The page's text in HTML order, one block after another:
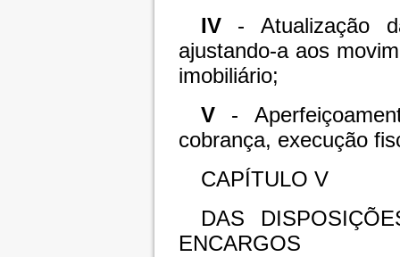
IV- Atualização
ajustando-a aos
imobiliário;
V-
cobrança, execução
CAPÍTULO V
DAS
ENCARGOS